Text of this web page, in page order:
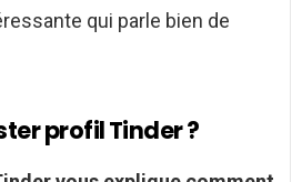
qui parle bien de
profil Tinder ?